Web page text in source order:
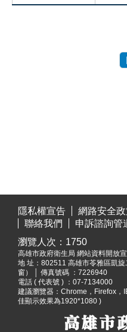
隱私權宣告
網路安全
聯絡我們
申訴諮詢管
瀏覽人次： 1750
高雄市政府衛生局 網站資料開放
地 址： 802511 高雄市苓雅區凱
窗）
│ 傳真號碼 ：7226940
電話 ( 代表號 ) ：07-7134000
建議瀏覽器：Chrome，Firefox，
佳顯示效果為1920*1080 )